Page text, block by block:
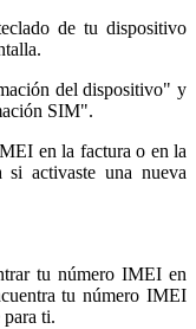
de tu dispositivo
del dispositivo" y
SIM".
en la factura o en la
si activaste una nueva
tu número IMEI en
tu número IMEI
ti.